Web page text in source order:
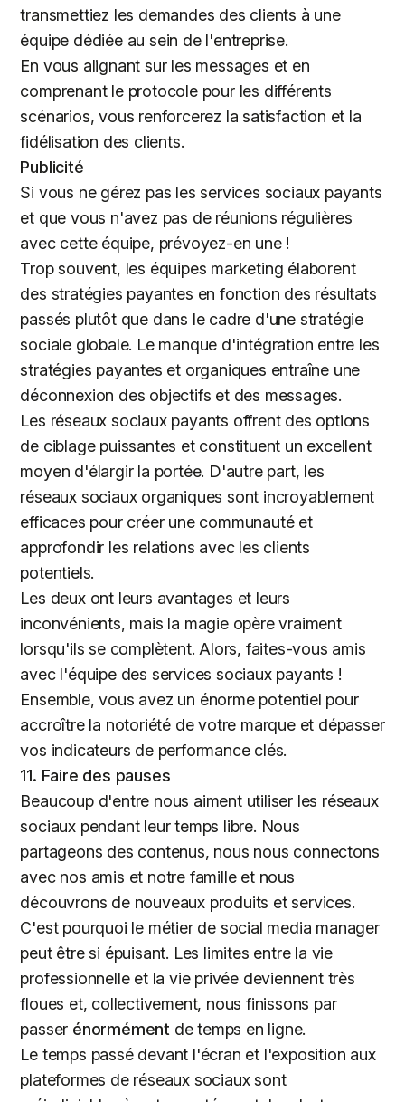
transmettiez les demandes des clients à une
équipe dédiée au sein de l'entreprise.
En vous alignant sur les messages et en
comprenant le protocole pour les différents
scénarios, vous renforcerez la satisfaction et la
fidélisation des clients.
Publicité
Si vous ne gérez pas les services sociaux payants
et que vous n'avez pas de réunions régulières
avec cette équipe, prévoyez-en une !
Trop souvent, les équipes marketing élaborent
des stratégies payantes en fonction des résultats
passés plutôt que dans le cadre d'une stratégie
sociale globale. Le manque d'intégration entre les
stratégies payantes et organiques entraîne une
déconnexion des objectifs et des messages.
Les réseaux sociaux payants offrent des options
de ciblage puissantes et constituent un excellent
moyen d'élargir la portée. D'autre part, les
réseaux sociaux organiques sont incroyablement
efficaces pour créer une communauté et
approfondir les relations avec les clients
potentiels.
Les deux ont leurs avantages et leurs
inconvénients, mais la magie opère vraiment
lorsqu'ils se complètent. Alors, faites-vous amis
avec l'équipe des services sociaux payants !
Ensemble, vous avez un énorme potentiel pour
accroître la notoriété de votre marque et dépasser
vos indicateurs de performance clés.
11. Faire des pauses
Beaucoup d'entre nous aiment utiliser les réseaux
sociaux pendant leur temps libre. Nous
partageons des contenus, nous nous connectons
avec nos amis et notre famille et nous
découvrons de nouveaux produits et services.
C'est pourquoi le métier de social media manager
peut être si épuisant. Les limites entre la vie
professionnelle et la vie privée deviennent très
floues et, collectivement, nous finissons par
passer énormément de temps en ligne.
Le temps passé devant l'écran et l'exposition aux
plateformes de réseaux sociaux sont